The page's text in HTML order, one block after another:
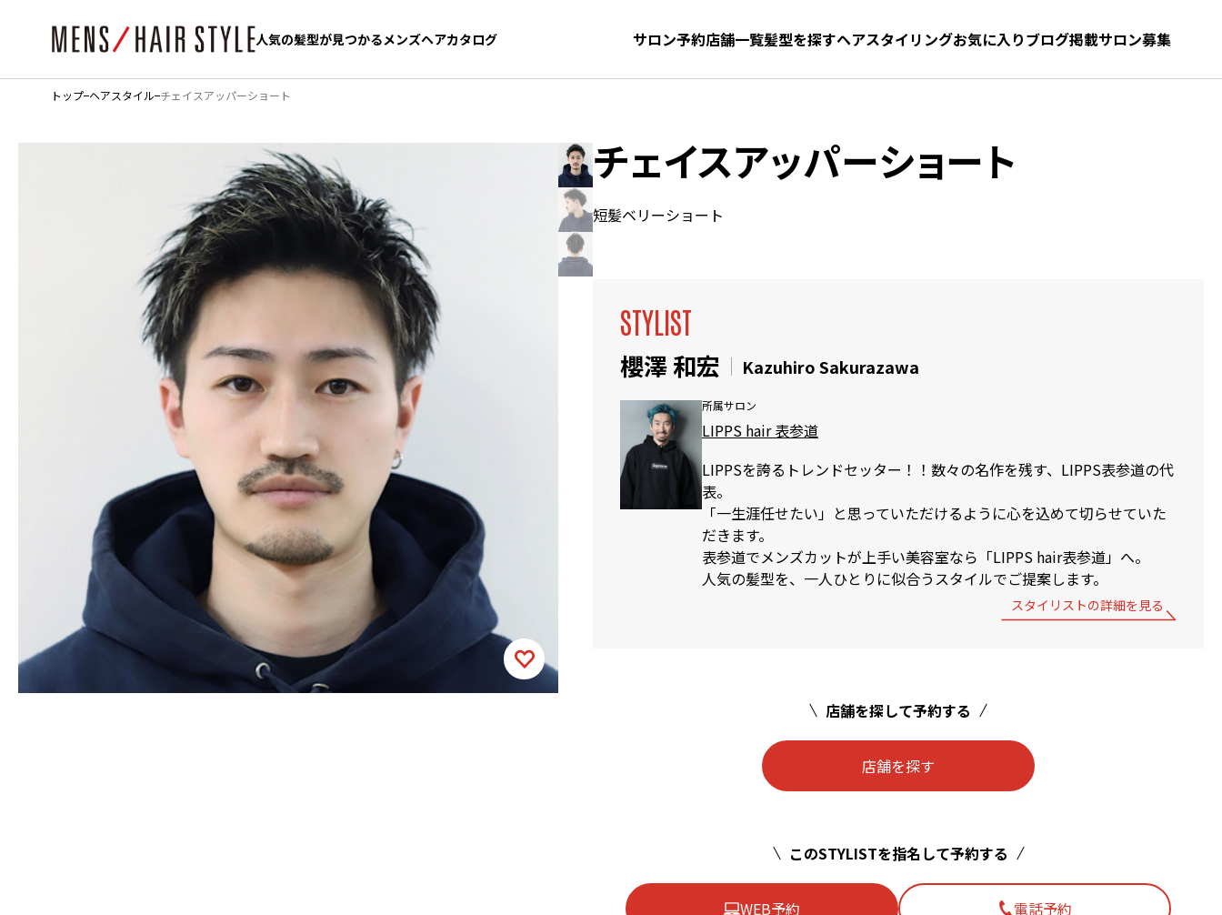
人気の髪型が見つかるメンズヘアカタログ サロン予約店舗一覧髪型を探すヘアスタイリングお気に入りブログ掲載サロン募集
人気の髪型が見つかるメンズヘアカタログ お気に入り 髪型をさがす
トップ ヘアスタイル チェイスアッパーショート
チェイスアッパーショート
短髪ベリーショート
STYLIST
櫻澤 和宏 Kazuhiro Sakurazawa
所属サロン
LIPPS hair 表参道
LIPPSを誇るトレンドセッター！！数々の名作を残す、LIPPS表参道の代
表。
「一生涯任せたい」と思っていただけるように心を込めて切らせていた
だきます。
表参道でメンズカットが上手い美容室なら「LIPPS hair表参道」へ。
人気の髪型を、一人ひとりに似合うスタイルでご提案します。
スタイリストの詳細を見る
店舗を探して予約する
店舗を探す
このSTYLISTを指名して予約する
WEB予約 電話予約